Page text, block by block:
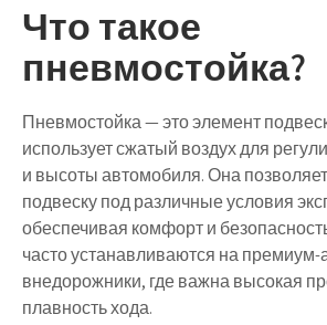
Что такое
пневмостойка?
Пневмостойка — это элемент
использует сжатый воздух для
и высоты автомобиля. Она
подвеску под различные условия
обеспечивая комфорт и
часто устанавливаются на
внедорожники, где важна высокая
плавность хода.